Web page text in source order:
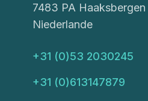
7483 PA Haaksbergen
Niederlande
+31 (0)53 2030245
+31 (0)613147879